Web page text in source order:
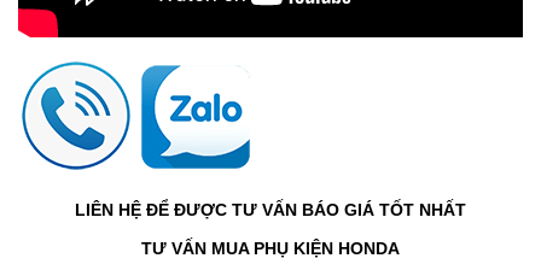
LIÊN HỆ ĐỂ ĐƯỢC TƯ VẤN BÁO GIÁ TỐT NHẤT
TƯ VẤN MUA PHỤ KIỆN HONDA